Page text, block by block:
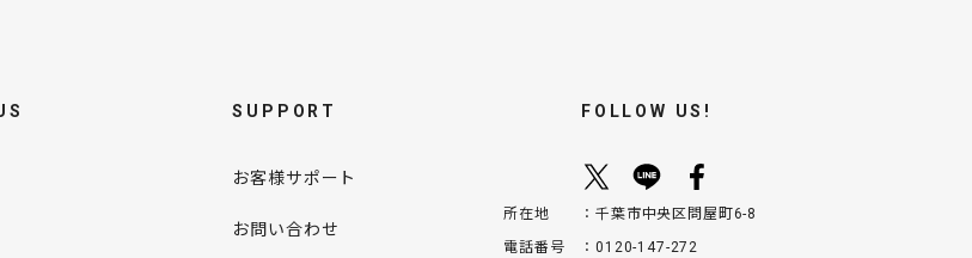
SUPPORT
お客様サポート
お問い合わせ
FOLLOW US!
所在地
千葉市中央区問屋町6-8
電話番号
0120-147-272